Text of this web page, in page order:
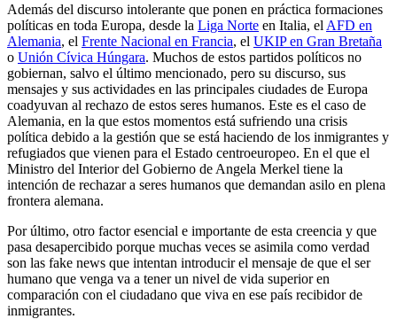
Además del discurso intolerante que ponen en práctica formaciones
políticas en toda Europa, desde la Liga Norte en Italia, el AFD en
Alemania, el Frente Nacional en Francia, el UKIP en Gran Bretaña
o Unión Cívica Húngara. Muchos de estos partidos políticos no
gobiernan, salvo el último mencionado, pero su discurso, sus
mensajes y sus actividades en las principales ciudades de Europa
coadyuvan al rechazo de estos seres humanos. Este es el caso de
Alemania, en la que estos momentos está sufriendo una crisis
política debido a la gestión que se está haciendo de los inmigrantes y
refugiados que vienen para el Estado centroeuropeo. En el que el
Ministro del Interior del Gobierno de Angela Merkel tiene la
intención de rechazar a seres humanos que demandan asilo en plena
frontera alemana.
Por último, otro factor esencial e importante de esta creencia y que
pasa desapercibido porque muchas veces se asimila como verdad
son las fake news que intentan introducir el mensaje de que el ser
humano que venga va a tener un nivel de vida superior en
comparación con el ciudadano que viva en ese país recibidor de
inmigrantes.